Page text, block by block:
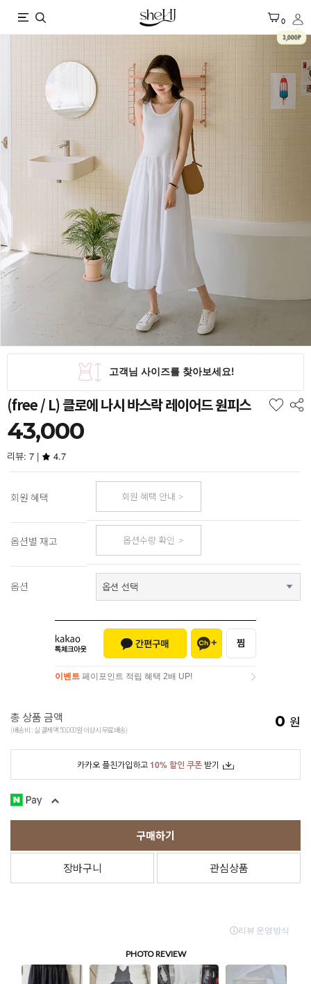
X 0
3,000P
(free / L) 클로에 나시 바스락 레이어드 원피스
43,000
리뷰: 7 | 4.7
회원 혜택 회원 혜택 안내
옵션별 재고 옵션수량 확인
옵션
이벤트 페이포인트 적립 혜택 2배 UP!
총 상품 금액
(배송비 : 실 결제액 50,000원 이상시 무료배송) 0 원
카카오 플친가입하고10% 할인 쿠폰 받기
구매하기
장바구니 관심상품